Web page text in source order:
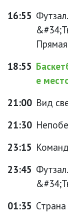
16:55
18:55
е
21:00 Вид
21:30
23:15
23:45
01:35